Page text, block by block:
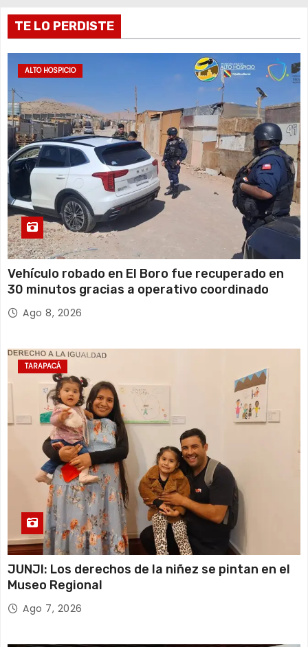
a
d
a
s
TE LO PERDISTE
ALTO HOSPICIO
Vehículo robado en El Boro fue recuperado en
30 minutos gracias a operativo coordinado
Ago 8, 2026
TARAPACÁ
JUNJI: Los derechos de la niñez se pintan en el
Museo Regional
Ago 7, 2026